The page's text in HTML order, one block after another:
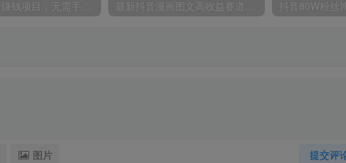
全自动运行賺钱项目，无需手动操作，稳定运行长期可做，新手副业首选【揭秘】 最新抖音漫画图文高收益赛道，10分钟制作一个作品，稳拿创作者伙伴计划收益
提交评
图片